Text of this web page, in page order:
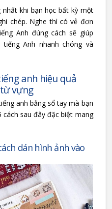
khi bạn học bất kỳ một
chép. Nghe thì có vẻ đơn
Anh đúng cách sẽ giúp
Anh nhanh chóng và
anh hiệu quả
vựng
anh bằng sổ tay mà bạn
cách sau đây đặc biệt mang
dán hình ảnh vào